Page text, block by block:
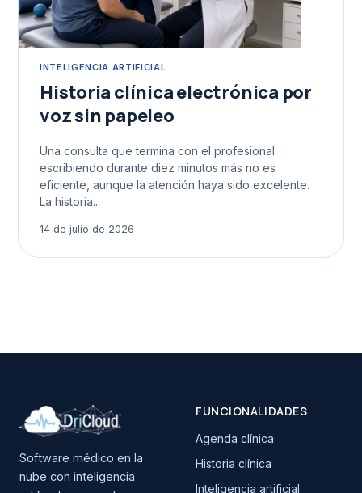
INTELIGENCIA ARTIFICIAL
Historia clínica electrónica por
voz sin papeleo
Una consulta que termina con el profesional
escribiendo durante diez minutos más no es
eficiente, aunque la atención haya sido excelente.
La historia...
14 de julio de 2026
Software médico en la
nube con inteligencia
FUNCIONALIDADES
Agenda clínica
Historia clínica
Inteligencia artificial